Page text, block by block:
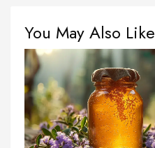
You May Also Like